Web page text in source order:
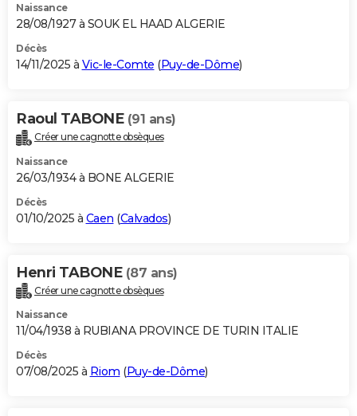
Naissance
28/08/1927 à SOUK EL HAAD ALGERIE
Décès
14/11/2025 à Vic-le-Comte (Puy-de-Dôme)
Raoul TABONE (91 ans)
Créer une cagnotte obsèques
Naissance
26/03/1934 à BONE ALGERIE
Décès
01/10/2025 à Caen (Calvados)
Henri TABONE (87 ans)
Créer une cagnotte obsèques
Naissance
11/04/1938 à RUBIANA PROVINCE DE TURIN ITALIE
Décès
07/08/2025 à Riom (Puy-de-Dôme)